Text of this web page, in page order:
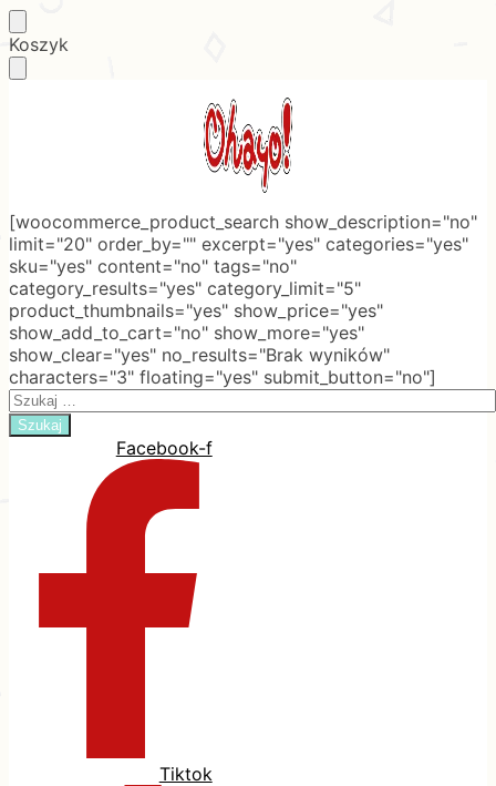
Skip
to
Skip
to
Koszyk
[woocommerce_product_search show_description="no"
limit="20" order_by="" excerpt="yes" categories="yes"
sku="yes" content="no" tags="no"
category_results="yes" category_limit="5"
product_thumbnails="yes" show_price="yes"
show_add_to_cart="no" show_more="yes"
show_clear="yes" no_results="Brak wyników"
characters="3" floating="yes" submit_button="no"]
Search
for:
Facebook-f
Tiktok